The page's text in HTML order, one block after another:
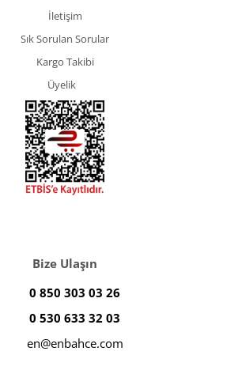
İletişim
Sık Sorulan Sorular
Kargo Takibi
Üyelik
Bize Ulaşın
0 850 303 03 26
0 530 633 32 03
en@enbahce.com